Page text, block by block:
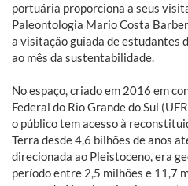
portuária proporciona a seus
Paleontologia Mario Costa
a visitação guiada de estudantes
ao mês da sustentabilidade.
No espaço, criado em 2016 em
Federal do Rio Grande do Sul
o público tem acesso à
Terra desde 4,6 bilhões de anos
direcionada ao Pleistoceno, era
período entre 2,5 milhões e 11,7